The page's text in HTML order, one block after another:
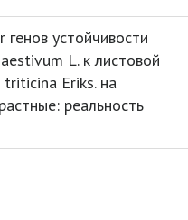
устойчивости
L. к листовой
triticina Eriks. на
реальность